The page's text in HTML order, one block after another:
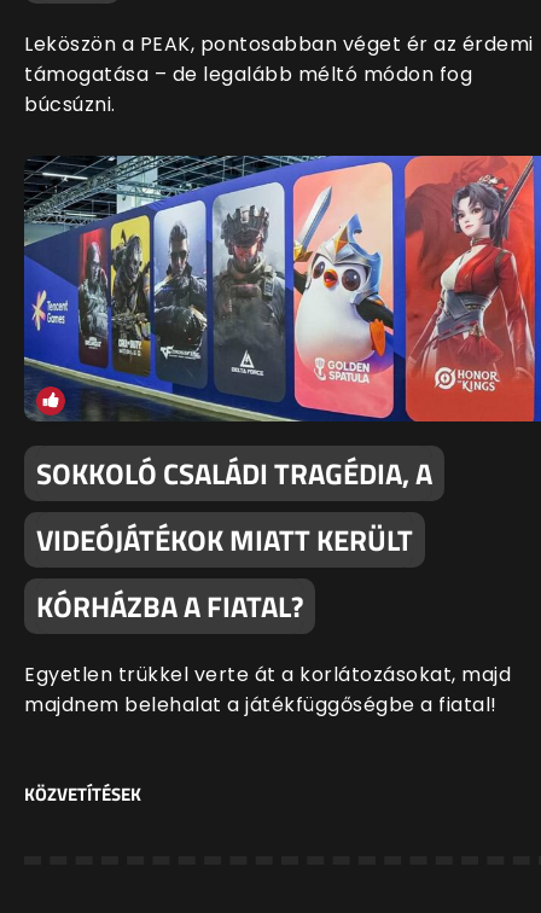
Leköszön a PEAK, pontosabban véget ér az érdemi
támogatása – de legalább méltó módon fog
búcsúzni.
SOKKOLÓ CSALÁDI TRAGÉDIA, A
VIDEÓJÁTÉKOK MIATT KERÜLT
KÓRHÁZBA A FIATAL?
Egyetlen trükkel verte át a korlátozásokat, majd
majdnem belehalat a játékfüggőségbe a fiatal!
KÖZVETÍTÉSEK